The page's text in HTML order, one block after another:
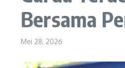
Bersama
Mei 28, 2026